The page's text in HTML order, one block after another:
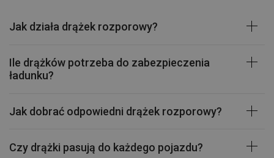
Jak działa drążek rozporowy?
Ile drążków potrzeba do zabezpieczenia
ładunku?
Jak dobrać odpowiedni drążek rozporowy?
Czy drążki pasują do każdego pojazdu?